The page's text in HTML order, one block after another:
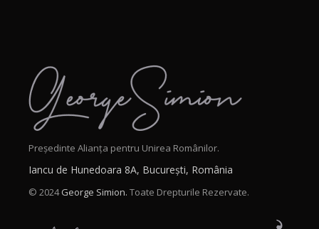
Președinte Alianța pentru Unirea Românilor.
Iancu de Hunedoara 8A, București, România
© 2024George Simion. Toate Drepturile Rezervate.